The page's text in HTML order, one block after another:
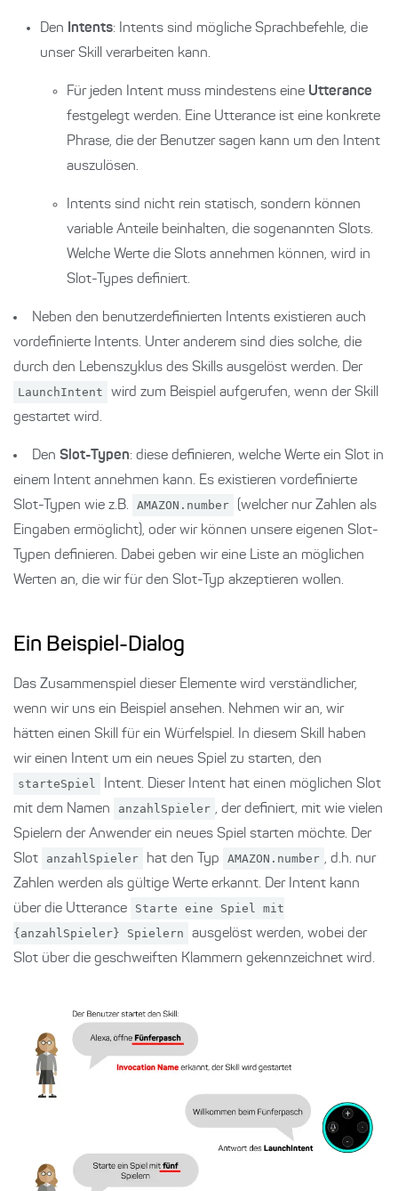
Den Intents: Intents sind mögliche Sprachbefehle, die
unser Skill verarbeiten kann.
Für jeden Intent muss mindestens eine Utterance
festgelegt werden. Eine Utterance ist eine konkrete
Phrase, die der Benutzer sagen kann um den Intent
auszulösen.
Intents sind nicht rein statisch, sondern können
variable Anteile beinhalten, die sogenannten Slots.
Welche Werte die Slots annehmen können, wird in
Slot-Types definiert.
Neben den benutzerdefinierten Intents existieren auch
vordefinierte Intents. Unter anderem sind dies solche, die
durch den Lebenszyklus des Skills ausgelöst werden. Der
LaunchIntent
wird zum Beispiel aufgerufen, wenn der Skill
gestartet wird.
Den Slot-Typen: diese definieren, welche Werte ein Slot in
einem Intent annehmen kann. Es existieren vordefinierte
Slot-Typen wie z.B.
AMAZON.number
(welcher nur Zahlen als
Eingaben ermöglicht), oder wir können unsere eigenen Slot-
Typen definieren. Dabei geben wir eine Liste an möglichen
Werten an, die wir für den Slot-Typ akzeptieren wollen.
Ein Beispiel-Dialog
Das Zusammenspiel dieser Elemente wird verständlicher,
wenn wir uns ein Beispiel ansehen. Nehmen wir an, wir
hätten einen Skill für ein Würfelspiel. In diesem Skill haben
wir einen Intent um ein neues Spiel zu starten, den
starteSpiel
Intent. Dieser Intent hat einen möglichen Slot
mit dem Namen
anzahlSpieler , der definiert, mit wie vielen
Spielern der Anwender ein neues Spiel starten möchte. Der
Slot
anzahlSpieler hat den Typ AMAZON.number , d.h. nur
Zahlen werden als gültige Werte erkannt. Der Intent kann
über die Utterance
Starte eine Spiel mit
{anzahlSpieler} Spielern
ausgelöst werden, wobei der
Slot über die geschweiften Klammern gekennzeichnet wird.